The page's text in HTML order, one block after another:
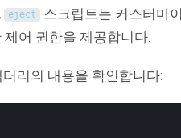
eject 스크립트는 커스터마
제어 권한을 제공합니다.
리의 내용을 확인합니다: